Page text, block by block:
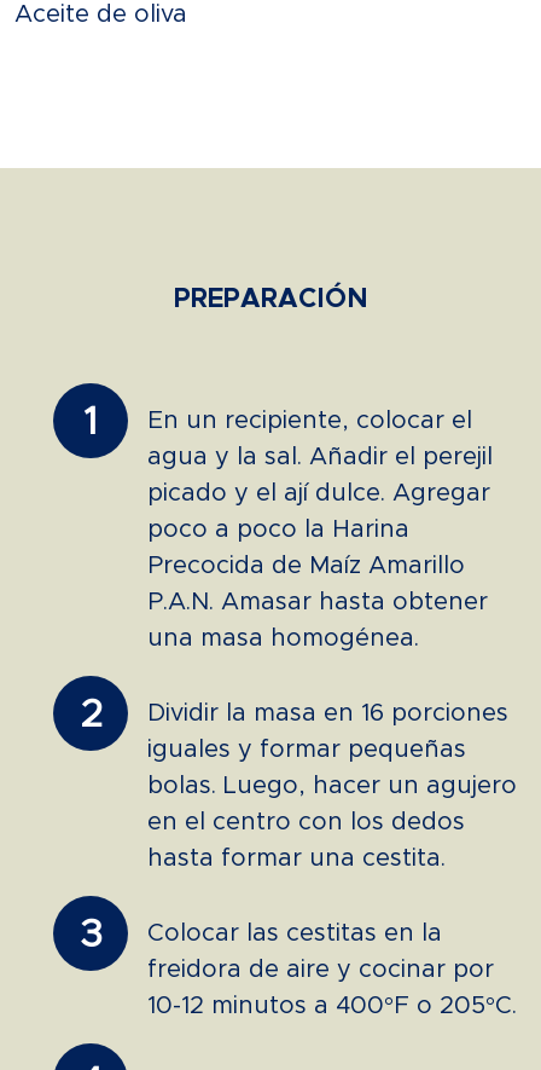
Aceite de oliva
PREPARACIÓN
1
En un recipiente, colocar el
agua y la sal. Añadir el perejil
picado y el ají dulce. Agregar
poco a poco la Harina
Precocida de Maíz Amarillo
P.A.N. Amasar hasta obtener
una masa homogénea.
2
Dividir la masa en 16 porciones
iguales y formar pequeñas
bolas. Luego, hacer un agujero
en el centro con los dedos
hasta formar una cestita.
3
Colocar las cestitas en la
freidora de aire y cocinar por
10-12 minutos a 400°F o 205°C.